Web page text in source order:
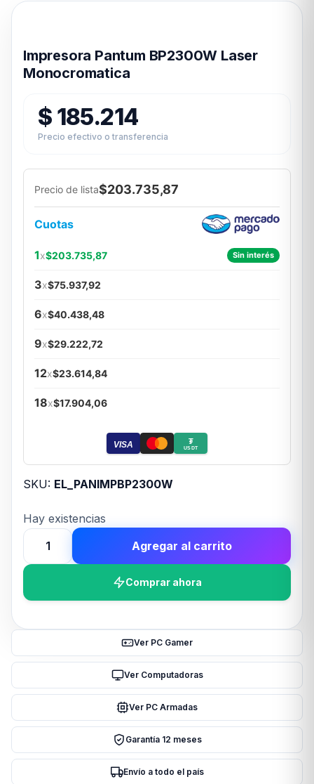
Impresora Pantum BP2300W Laser
Monocromatica
$ 185.214
Precio efectivo o transferencia
Precio de lista$203.735,87
Cuotas
1x$203.735,87 Sin interés
3x$75.937,92
6x$40.438,48
9x$29.222,72
12x$23.614,84
18x$17.904,06
VISA ₮
USDT
SKU: EL_PANIMPBP2300W
Hay existencias
Impresora
Pantum
Agregar al carrito
Comprar ahora
Ver PC Gamer
Ver Computadoras
Ver PC Armadas
Garantía 12 meses
Envío a todo el país